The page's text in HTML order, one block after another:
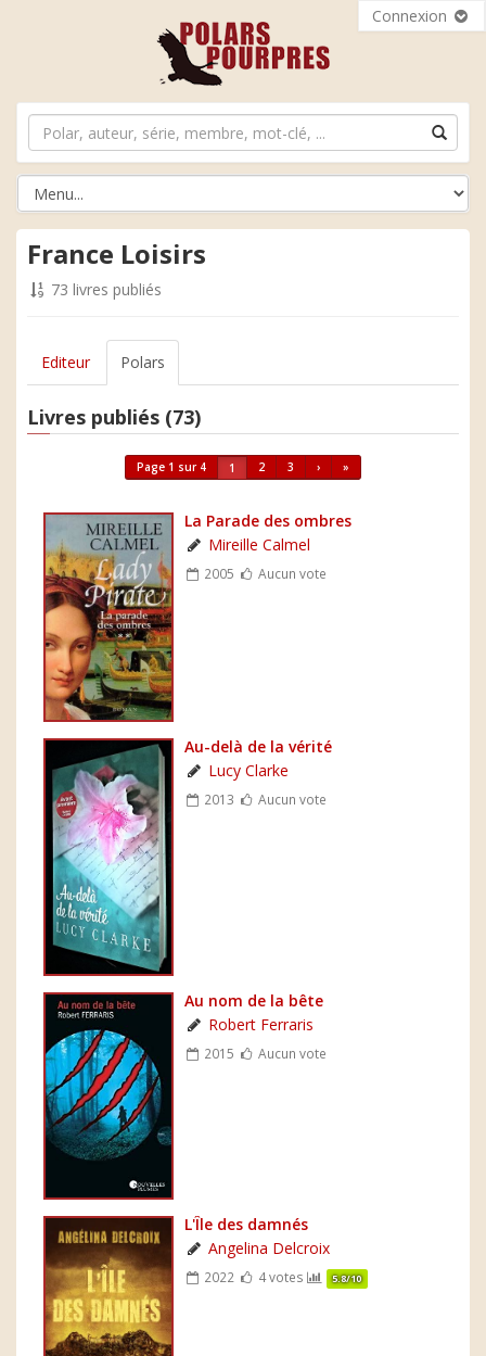
Connexion
France Loisirs
73 livres publiés
Editeur Polars
Livres publiés (73)
Page 1 sur 4 1 2 3 › »
La Parade des ombres
Mireille Calmel
2005 Aucun vote
Au-delà de la vérité
Lucy Clarke
2013 Aucun vote
Au nom de la bête
Robert Ferraris
2015 Aucun vote
L'Île des damnés
Angelina Delcroix
2022 4 votes 5.8/10